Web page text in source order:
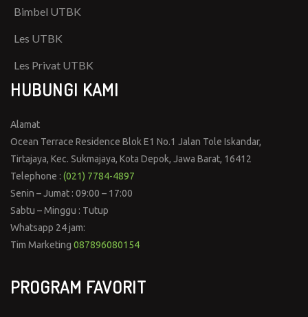
Bimbel UTBK
Les UTBK
Les Privat UTBK
HUBUNGI KAMI
Alamat
Ocean Terrace Residence Blok E1 No.1 Jalan Tole Iskandar,
Tirtajaya, Kec. Sukmajaya, Kota Depok, Jawa Barat, 16412
Telephone : (021) 7784-4897
Senin – Jumat : 09:00 – 17:00
Sabtu – Minggu : Tutup
Whatsapp 24 jam:
Tim Marketing 087896080154
PROGRAM FAVORIT